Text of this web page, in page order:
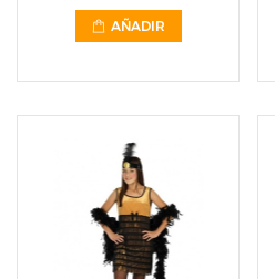
AÑADIR